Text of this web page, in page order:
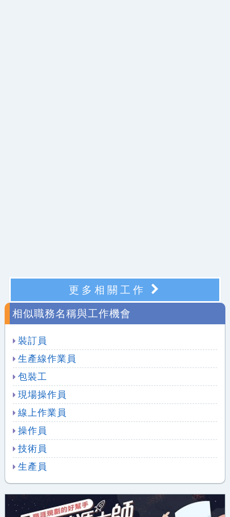
更多相關工作
相似職務名稱與工作機會
裝訂員
生產線作業員
包裝工
現場操作員
線上作業員
操作員
技術員
生產員